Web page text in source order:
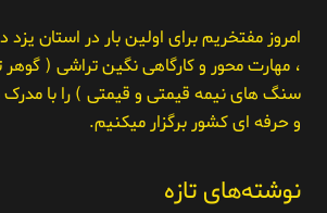
امروز مفتخریم برای اولین بار در استان یزد
، مهارت محور و کارگاهی نگین تراشی ( گوهر
سنگ های نیمه قیمتی و قیمتی ) را با مدرک
و حرفه ای کشور برگزار میکنیم.
نوشته‌های تازه